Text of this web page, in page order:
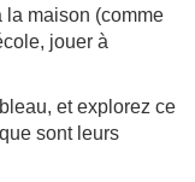
la maison (comme
jouer à
et explorez ce
sont leurs